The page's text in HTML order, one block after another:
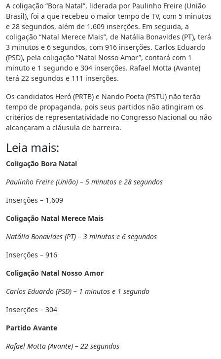
A coligação “Bora Natal”, liderada por Paulinho Freire (União
Brasil), foi a que recebeu o maior tempo de TV, com 5 minutos
e 28 segundos, além de 1.609 inserções. Em seguida, a
coligação “Natal Merece Mais”, de Natália Bonavides (PT), terá
3 minutos e 6 segundos, com 916 inserções. Carlos Eduardo
(PSD), pela coligação “Natal Nosso Amor”, contará com 1
minuto e 1 segundo e 304 inserções. Rafael Motta (Avante)
terá 22 segundos e 111 inserções.
Os candidatos Heró (PRTB) e Nando Poeta (PSTU) não terão
tempo de propaganda, pois seus partidos não atingiram os
critérios de representatividade no Congresso Nacional ou não
alcançaram a cláusula de barreira.
Leia mais:
Coligação Bora Natal
Paulinho Freire (União) – 5 minutos e 28 segundos
Inserções – 1.609
Coligação Natal Merece Mais
Natália Bonavides (PT) – 3 minutos e 6 segundos
Inserções – 916
Coligação Natal Nosso Amor
Carlos Eduardo (PSD) – 1 minutos e 1 segundo
Inserções – 304
Partido Avante
Rafael Motta (Avante) – 22 segundos